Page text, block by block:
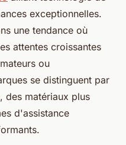
exceptionnelles.
une tendance où
attentes croissantes
ou
se distinguent par
des matériaux plus
d'assistance